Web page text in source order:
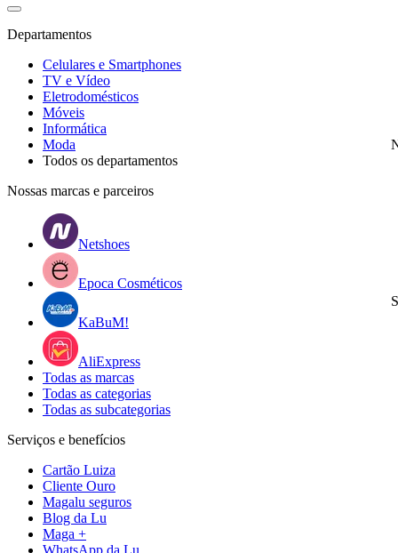
Departamentos
Celulares e Smartphones
TV e Vídeo
Eletrodomésticos
Móveis
Informática
Moda
Todos os departamentos
Nossas marcas e parceiros
Netshoes
Epoca Cosméticos
KaBuM!
AliExpress
Todas as marcas
Todas as categorias
Todas as subcategorias
Serviços e benefícios
Cartão Luiza
Cliente Ouro
Magalu seguros
Blog da Lu
Maga +
WhatsApp da Lu